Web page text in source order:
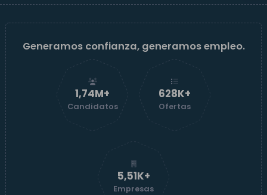
Generamos confianza, generamos empleo.
1,74M+
Candidatos
629K+
Ofertas
5,51K+
Empresas